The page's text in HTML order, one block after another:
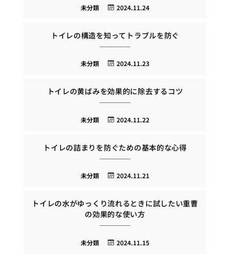
2024.11.24
未分類
トイレの構造を知ってトラブルを防ぐ
2024.11.23
未分類
トイレの黄ばみを効果的に除去するコツ
2024.11.22
未分類
トイレの詰まりを防ぐための基本的な心得
2024.11.21
未分類
トイレの水がゆっくり流れるときに試したい重曹
の効果的な使い方
2024.11.15
未分類